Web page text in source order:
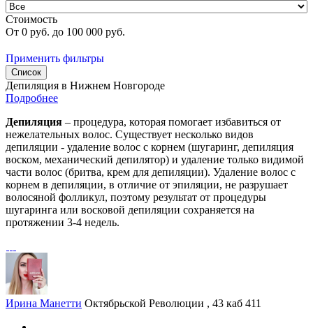
Стоимость
От 0 руб. до 100 000 руб.
Применить фильтры
Список
Депиляция в Нижнем Новгороде
Подробнее
Депиляция – процедура, которая помогает избавиться от
нежелательных волос. Существует несколько видов
депиляции - удаление волос с корнем (шугаринг, депиляция
воском, механический депилятор) и удаление только видимой
части волос (бритва, крем для депиляции). Удаление волос с
корнем в депиляции, в отличие от эпиляции, не разрушает
волосяной фолликул, поэтому результат от процедуры
шугаринга или восковой депиляции сохраняется на
протяжении 3-4 недель.
Ирина Манетти Октябрьской Революции , 43 каб 411